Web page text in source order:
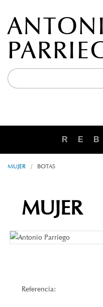
R E
MUJER / BOTAS
MUJER
Referencia: